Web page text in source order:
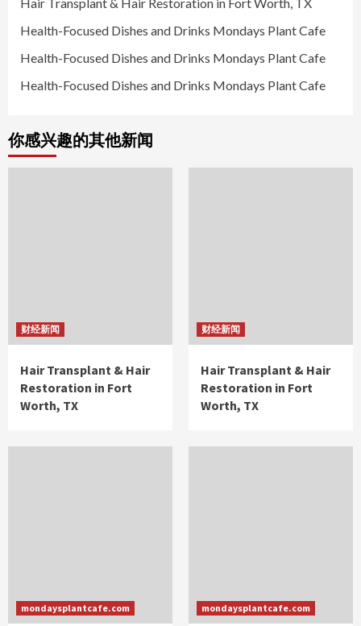
Hair Transplant & Hair Restoration in Fort Worth, TX
Health-Focused Dishes and Drinks Mondays Plant Cafe
Health-Focused Dishes and Drinks Mondays Plant Cafe
Health-Focused Dishes and Drinks Mondays Plant Cafe
你感兴趣的其他新闻
财经新闻
Hair Transplant & Hair
Restoration in Fort
Worth, TX
财经新闻
Hair Transplant & Hair
Restoration in Fort
Worth, TX
mondaysplantcafe.com mondaysplantcafe.com